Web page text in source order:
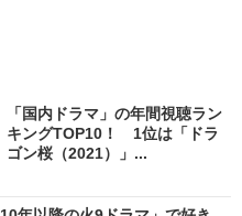
「国内ドラマ」の年間視聴ラン
キングTOP10！ 1位は「ドラ
ゴン桜（2021）」...